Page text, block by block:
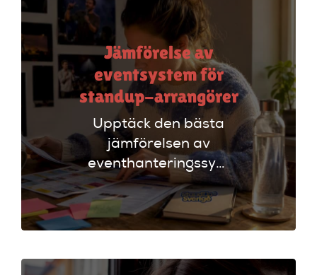
Jämförelse av
eventsystem för
standup-arrangörer
Upptäck den bästa
jämförelsen av
eventhanteringssystem
för standup-
arrangörer. Få
insikter om
evenemangskalender